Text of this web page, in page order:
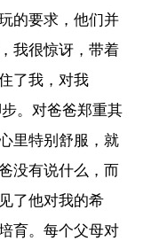
的要求，他们并
我很惊讶，带着
了我，对我
。对爸爸郑重其
里特别舒服，就
没有说什么，而
了他对我的希
育。每个父母对